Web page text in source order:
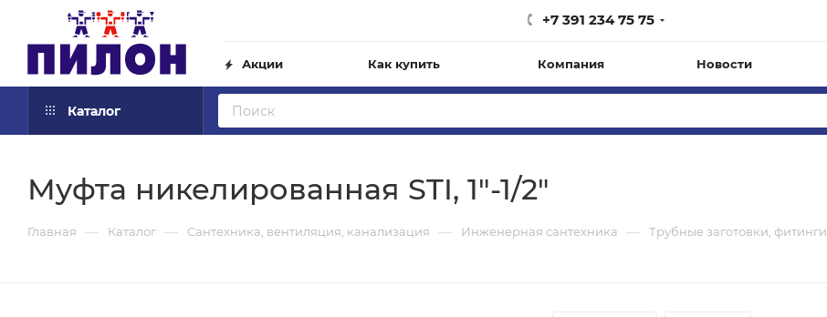
+7 391 234 75 75
Акции Как купить Компания Новости
Каталог
Муфта никелированная STI, 1"-1/2"
Главная — Каталог — Сантехника, вентиляция, канализация — Инженерная сантехника — Трубные заготовки, фитинги